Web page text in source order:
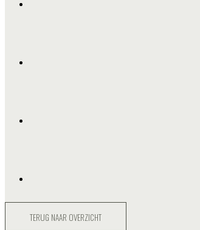
TERUG NAAR OVERZICHT